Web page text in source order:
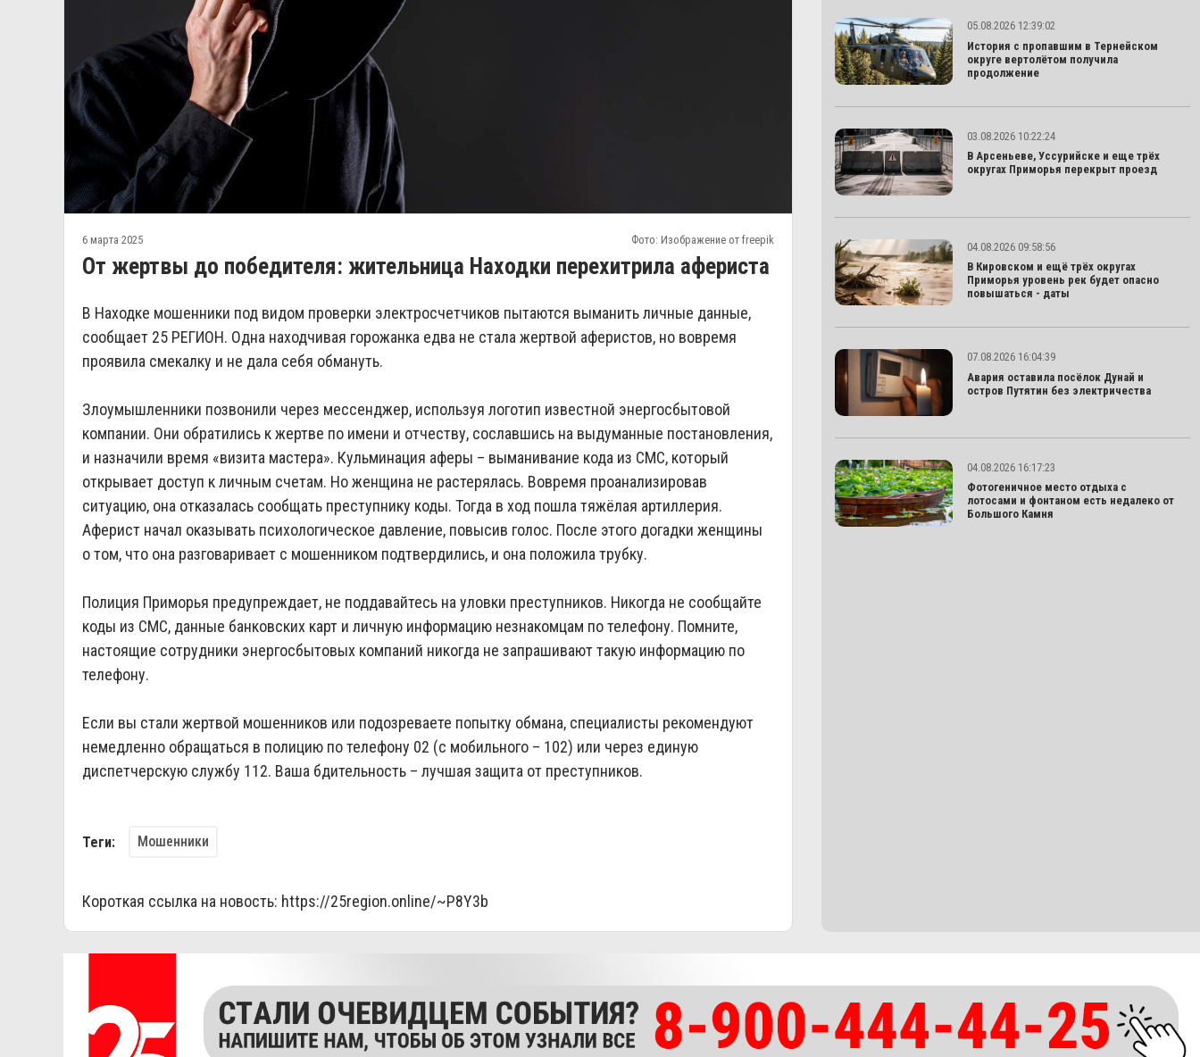
6 марта 2025 Фото: Изображение от freepik
От жертвы до победителя: жительница Находки перехитрила афериста
В Находке мошенники под видом проверки электросчетчиков пытаются выманить личные данные,
сообщает 25 РЕГИОН. Одна находчивая горожанка едва не стала жертвой аферистов, но вовремя
проявила смекалку и не дала себя обмануть.
Злоумышленники позвонили через мессенджер, используя логотип известной энергосбытовой
компании. Они обратились к жертве по имени и отчеству, сославшись на выдуманные постановления,
и назначили время «визита мастера». Кульминация аферы – выманивание кода из СМС, который
открывает доступ к личным счетам. Но женщина не растерялась. Вовремя проанализировав
ситуацию, она отказалась сообщать преступнику коды. Тогда в ход пошла тяжёлая артиллерия.
Аферист начал оказывать психологическое давление, повысив голос. После этого догадки женщины
о том, что она разговаривает с мошенником подтвердились, и она положила трубку.
Полиция Приморья предупреждает, не поддавайтесь на уловки преступников. Никогда не сообщайте
коды из СМС, данные банковских карт и личную информацию незнакомцам по телефону. Помните,
настоящие сотрудники энергосбытовых компаний никогда не запрашивают такую информацию по
телефону.
Если вы стали жертвой мошенников или подозреваете попытку обмана, специалисты рекомендуют
немедленно обращаться в полицию по телефону 02 (с мобильного – 102) или через единую
диспетчерскую службу 112. Ваша бдительность – лучшая защита от преступников.
Теги: Мошенники
Короткая ссылка на новость: https://25region.online/~P8Y3b
05.08.2026 12:39:02
История с пропавшим в Тернейском
округе вертолётом получила
продолжение
03.08.2026 10:22:24
В Арсеньеве, Уссурийске и еще трёх
округах Приморья перекрыт проезд
04.08.2026 09:58:56
В Кировском и ещё трёх округах
Приморья уровень рек будет опасно
повышаться - даты
07.08.2026 16:04:39
Авария оставила посёлок Дунай и
остров Путятин без электричества
04.08.2026 16:17:23
Фотогеничное место отдыха с
лотосами и фонтаном есть недалеко от
Большого Камня